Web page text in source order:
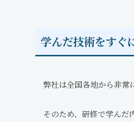
学んだ技術をすぐ
弊社は全国各地から非常
そのため、研修で学んだ